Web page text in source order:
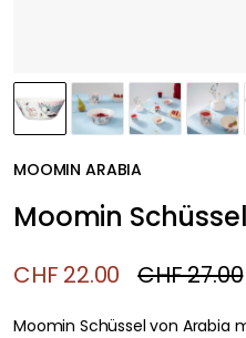
MOOMIN ARABIA
Moomin
CHF 22.00 CHF 27.00
Moomin Schüssel von Arabia